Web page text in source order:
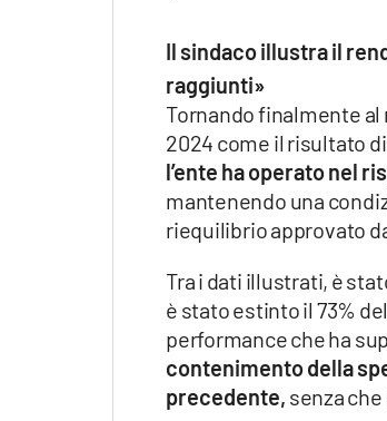
Il sindaco illustra il
raggiunti»
Tornando finalmente
2024 come il risultato
l’ente ha operato nel
mantenendo una
riequilibrio approvato
Tra i dati illustrati, è
è stato estinto il 73%
performance che ha
contenimento della
precedente, senza